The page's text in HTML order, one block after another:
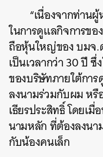
“เนื่องจากท่าน
ในการดูแลกิจการข
ถือหุ้นใหญ่ของ บมจ.
เป็นเวลากว่า 30 ปี
ของบริษัทภายใต้กา
ลงนามร่วมกับผม ห
เธียรประสิทธิ์ โดยเ
นามหลัก ที่ต้องลงน
กับน้องคนเล็ก